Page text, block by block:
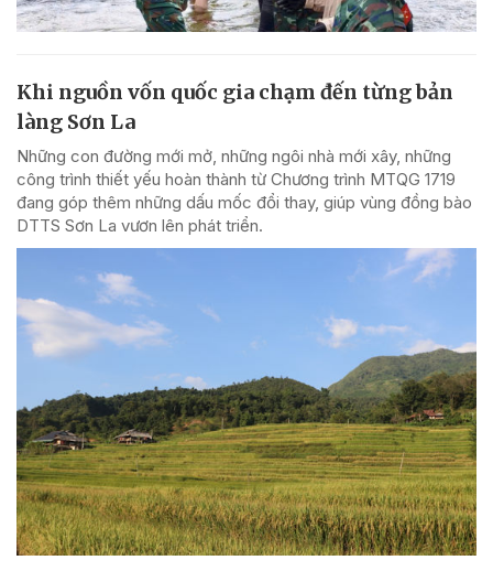
Khi nguồn vốn quốc gia chạm đến từng bản
làng Sơn La
Những con đường mới mở, những ngôi nhà mới xây, những
công trình thiết yếu hoàn thành từ Chương trình MTQG 1719
đang góp thêm những dấu mốc đổi thay, giúp vùng đồng bào
DTTS Sơn La vươn lên phát triển.